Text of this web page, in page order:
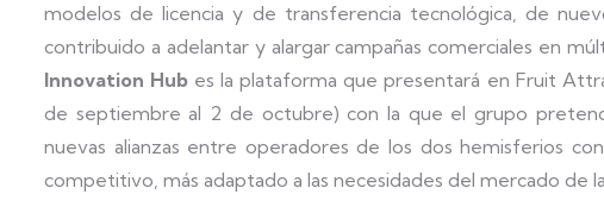
modelos de licencia y de transferencia tecnológica, de
contribuido a adelantar y alargar campañas comerciales en
Innovation Hub es la plataforma que presentará en Fruit
de septiembre al 2 de octubre) con la que el grupo
nuevas alianzas entre operadores de los dos hemisferios
competitivo, más adaptado a las necesidades del mercado de